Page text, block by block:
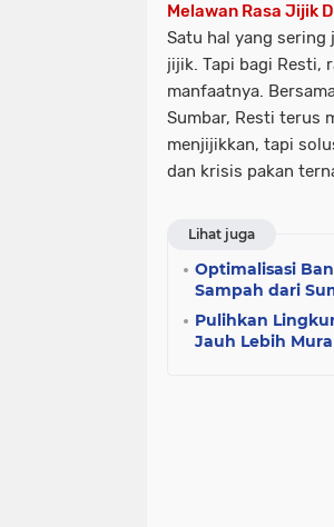
Melawan Rasa Jijik
Satu hal yang sering
jijik. Tapi bagi Resti,
manfaatnya.
Sumbar, Resti terus
menjijikkan, tapi
dan krisis pakan
Lihat juga
Optimalisasi
Sampah dari
Pulihkan
Jauh Lebih